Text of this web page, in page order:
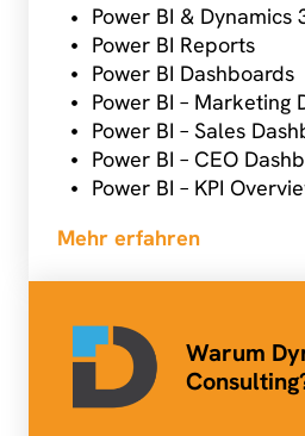
Power BI & Dynamics
Power BI Reports
Power BI Dashboards
Power BI – Marketing
Power BI – Sales
Power BI – CEO
Power BI – KPI
Mehr erfahren
Warum